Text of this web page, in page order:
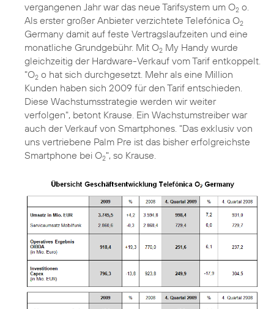
vergangenen Jahr war das neue Tarifsystem um O2 o.
Als erster großer Anbieter verzichtete Telefónica O2
Germany damit auf feste Vertragslaufzeiten und eine
monatliche Grundgebühr. Mit O2 My Handy wurde
gleichzeitig der Hardware-Verkauf vom Tarif entkoppelt.
"O2 o hat sich durchgesetzt. Mehr als eine Million
Kunden haben sich 2009 für den Tarif entschieden.
Diese Wachstumsstrategie werden wir weiter
verfolgen", betont Krause. Ein Wachstumstreiber war
auch der Verkauf von Smartphones. "Das exklusiv von
uns vertriebene Palm Pre ist das bisher erfolgreichste
Smartphone bei O2", so Krause.